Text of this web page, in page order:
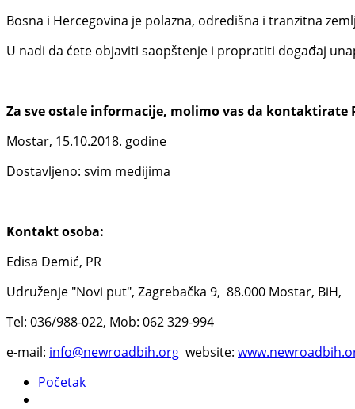
Bosna i Hercegovina je polazna, odredišna i tranzitna
U nadi da ćete objaviti saopštenje i propratiti događaj
Za sve ostale informacije, molimo vas da kontaktirate
Mostar, 15.10.2018. godine
Dostavljeno: svim medijima
Kontakt osoba:
Edisa Demić, PR
Udruženje "Novi put", Zagrebačka 9, 88.000 Mostar, BiH,
Tel: 036/988-022, Mob: 062 329-994
e-mail: info@newroadbih.org website:
Početak